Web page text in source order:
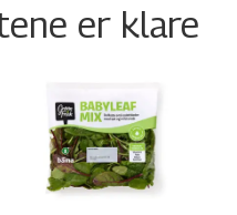
er klare